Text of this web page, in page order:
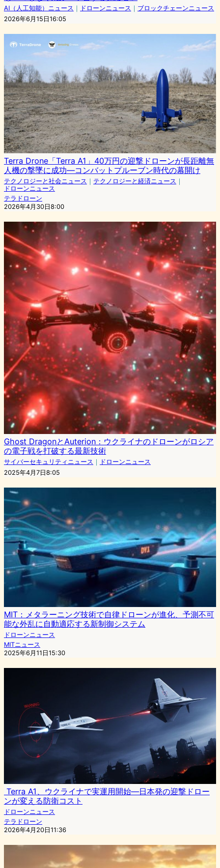
AI（人工知能）ニュース ｜ ドローンニュース ｜ ブロックチェーンニュース
2026年6月15日16:05
Terra Drone「Terra A1」40万円の迎撃ドローンが長距離無
人機の撃墜に成功—コンバットプルーブン時代の幕開け
テクノロジーと社会ニュース ｜ テクノロジーと経済ニュース ｜
ドローンニュース
テラドローン
2026年4月30日8:00
Ghost DragonとAuterion：ウクライナのドローンがロシア
の電子戦を打破する最新技術
サイバーセキュリティニュース ｜
ドローンニュース
2025年4月7日8:05
MIT：メタラーニング技術で自律ドローンが進化、予測不可
能な外乱に自動適応する新制御システム
ドローンニュース
MITニュース
2025年6月11日15:30
Terra A1、ウクライナで実運用開始—日本発の迎撃ドロー
ンが変える防衛コスト
ドローンニュース
テラドローン
2026年4月20日11:36